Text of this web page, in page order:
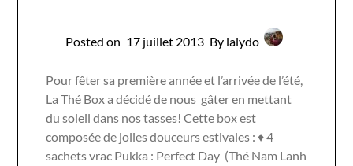
Posted on 17 juillet 2013 By lalydo
Pour fêter sa première année et l’arrivée de l’été,
La Thé Box a décidé de nous gâter en mettant
du soleil dans nos tasses! Cette box est
composée de jolies douceurs estivales : ♦ 4
sachets vrac Pukka : Perfect Day (Thé Nam Lanh